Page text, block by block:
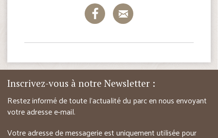
Inscrivez-vous à notre Newsletter :
Restez informé de toute l’actualité du parc en nous envoyant
votre adresse e-mail.
Votre adresse de messagerie est uniquement utilisée pour